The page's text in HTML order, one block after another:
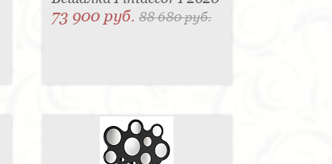
73 900 руб.88 680 руб.